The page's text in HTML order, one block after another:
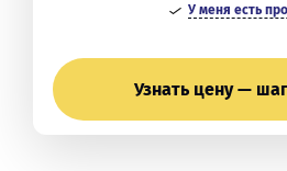
У меня есть
Узнать цену —